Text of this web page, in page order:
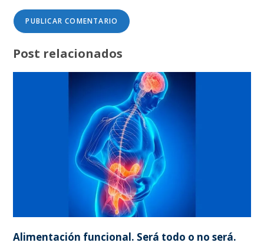
Post relacionados
Alimentación funcional. Será todo o no será.